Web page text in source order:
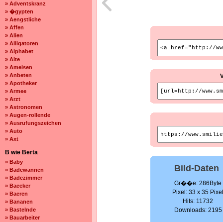
» Adventskranz
» �gypten
» Aengstliche
» Affen
» Alien
» Alligatoren
» Alphabet
» Alte
» Ameisen
» Anbeten
» Apotheker
» Armee
» Arzt
» Astronomen
» Augen-rollende
» Ausrufungszeichen
» Auto
» Axt
B wie Berta
» Baby
» Badewannen
» Badezimmer
» Baecker
» Baeren
» Bananen
» Bastelnde
» Bauarbeiter
Bild-Daten
Gr��e: 286Byte
Pixel: 33 x 35
Hits: 11732
Downloads: 2195